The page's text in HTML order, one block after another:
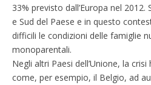
33% previsto dall’Europa nel
e Sud del Paese e in questo
difficili le condizioni delle famiglie
monoparentali.
Negli altri Paesi dell’Unione, la
come, per esempio, il Belgio, ad